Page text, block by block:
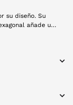
su diseño. Su
añade un
que te